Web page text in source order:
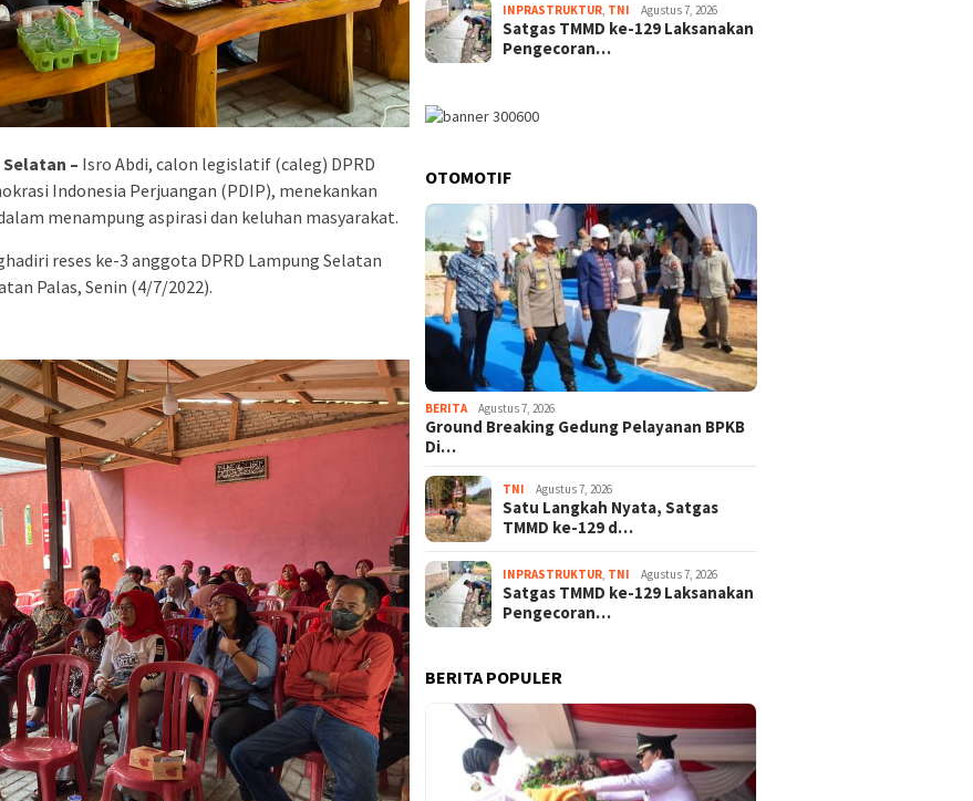
– Isro Abdi, calon legislatif (caleg) DPRD
Indonesia Perjuangan (PDIP), menekankan
menampung aspirasi dan keluhan masyarakat.
reses ke-3 anggota DPRD Lampung Selatan
Palas, Senin (4/7/2022).
INPRASTRUKTUR TNI Agustus 7, 2026
Satgas TMMD ke-129 Laksanakan
Pengecoran…
OTOMOTIF
BERITA Agustus 7, 2026
Ground Breaking Gedung Pelayanan BPKB
Di…
TNI Agustus 7, 2026
Satu Langkah Nyata, Satgas
TMMD ke-129 d…
INPRASTRUKTUR TNI Agustus 7, 2026
Satgas TMMD ke-129 Laksanakan
Pengecoran…
BERITA POPULER